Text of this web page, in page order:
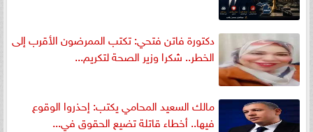
دكتورة فاتن فتحي: تكتب الممرضون الأقرب إلى
الخطر.. شكرا وزير الصحة لتكريم...
مالك السعيد المحامي يكتب: إحذروا الوقوع
فيها.. أخطاء قاتلة تضيع الحقوق في...